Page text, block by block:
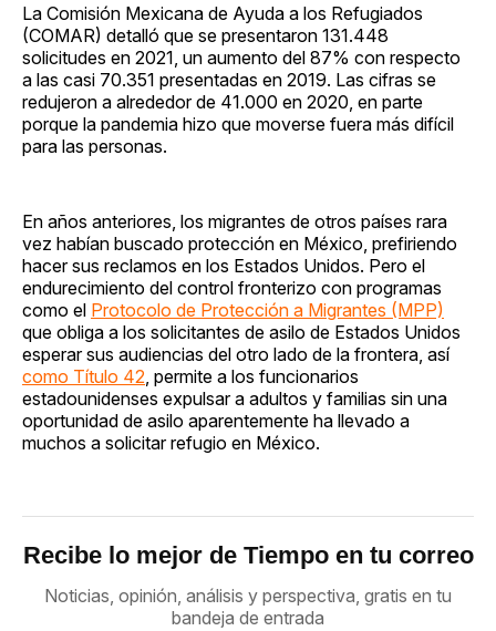
La Comisión Mexicana de Ayuda a los Refugiados
(COMAR) detalló que se presentaron 131.448
solicitudes en 2021, un aumento del 87% con respecto
a las casi 70.351 presentadas en 2019. Las cifras se
redujeron a alrededor de 41.000 en 2020, en parte
porque la pandemia hizo que moverse fuera más difícil
para las personas.
En años anteriores, los migrantes de otros países rara
vez habían buscado protección en México, prefiriendo
hacer sus reclamos en los Estados Unidos. Pero el
endurecimiento del control fronterizo con programas
como el Protocolo de Protección a Migrantes (MPP)
que obliga a los solicitantes de asilo de Estados Unidos
esperar sus audiencias del otro lado de la frontera, así
como Título 42 , permite a los funcionarios
estadounidenses expulsar a adultos y familias sin una
oportunidad de asilo aparentemente ha llevado a
muchos a solicitar refugio en México.
Recibe lo mejor de Tiempo en tu correo
Noticias, opinión, análisis y perspectiva, gratis en tu
bandeja de entrada